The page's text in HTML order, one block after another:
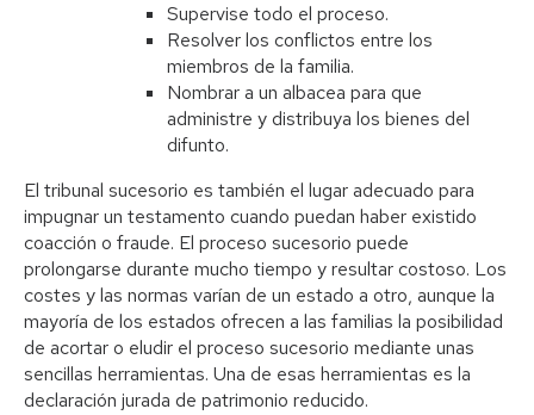
Supervise todo el proceso.
Resolver los conflictos entre los
miembros de la familia.
Nombrar a un albacea para que
administre y distribuya los bienes del
difunto.
El tribunal sucesorio es también el lugar adecuado para
impugnar un testamento cuando puedan haber existido
coacción o fraude. El proceso sucesorio puede
prolongarse durante mucho tiempo y resultar costoso. Los
costes y las normas varían de un estado a otro, aunque la
mayoría de los estados ofrecen a las familias la posibilidad
de acortar o eludir el proceso sucesorio mediante unas
sencillas herramientas. Una de esas herramientas es la
declaración jurada de patrimonio reducido.